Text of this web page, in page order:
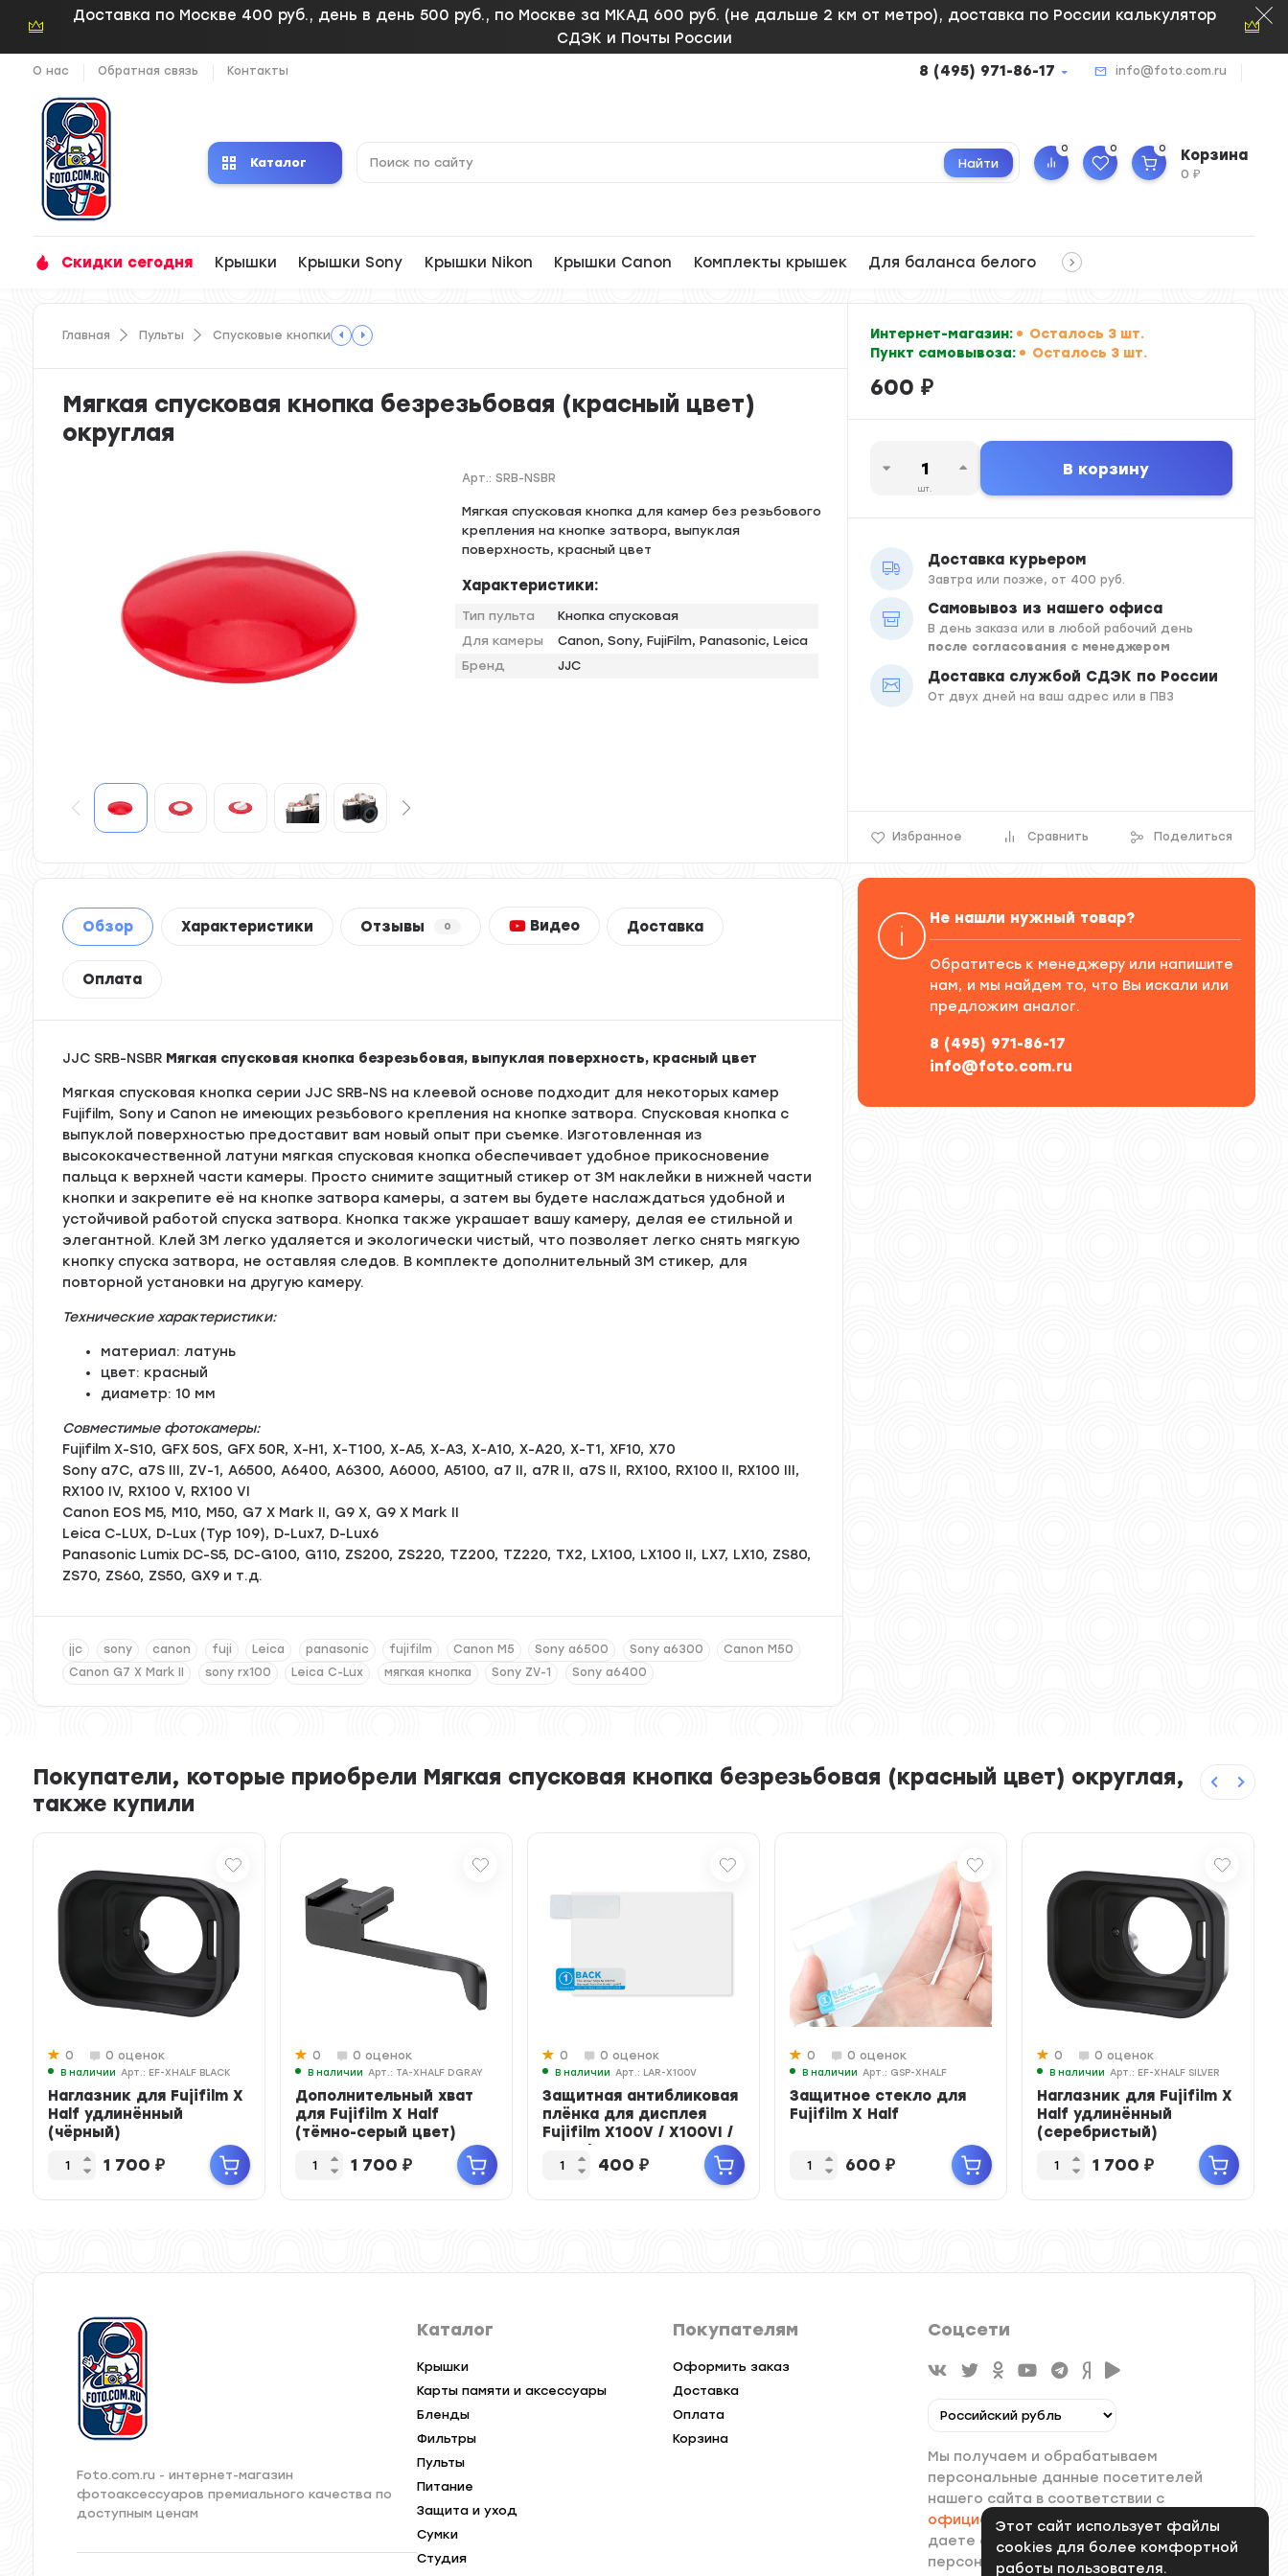
Этот сайт использует файлы
cookies для более комфортной
работы пользователя.
Доставка по Москве 400 руб., день в день 500 руб., по Москве за МКАД 600 руб. (не дальше 2 км от метро), доставка по России калькулятор
СДЭК и Почты России
О нас Обратная связь Контакты 8 (495) 971-86-17 info@foto.com.ru
Каталог Найти
0 0 0 Корзина
0₽
Скидки сегодня Крышки Крышки Sony Крышки Nikon Крышки Canon Комплекты крышек Для баланса белого
Главная Пульты Спусковые кнопки
Мягкая спусковая кнопка безрезьбовая (красный цвет)
округлая
Арт.:SRB-NSBR
Мягкая спусковая кнопка для камер без резьбового
крепления на кнопке затвора, выпуклая
поверхность, красный цвет
Характеристики:
Тип пульта
Кнопка спусковая
Для камеры
Canon, Sony, FujiFilm, Panasonic, Leica
Бренд
JJC
Интернет-магазин:
Осталось 3 шт.
Пункт самовывоза:
Осталось 3 шт.
600 ₽
шт.
В корзину
Доставка курьером
Завтра или позже, от 400 руб.
Самовывоз из нашего офиса
В день заказа или в любой рабочий день
после согласования с менеджером
Доставка службой СДЭК по России
От двух дней на ваш адрес или в ПВЗ
Избранное Сравнить Поделиться
Обзор Характеристики Отзывы 0 Видео Доставка
Оплата
JJC SRB-NSBR Мягкая спусковая кнопка безрезьбовая, выпуклая поверхность, красный цвет
Мягкая спусковая кнопка серии JJC SRB-NS на клеевой основе подходит для некоторых камер
Fujifilm, Sony и Canon не имеющих резьбового крепления на кнопке затвора. Спусковая кнопка с
выпуклой поверхностью предоставит вам новый опыт при съемке. Изготовленная из
высококачественной латуни мягкая спусковая кнопка обеспечивает удобное прикосновение
пальца к верхней части камеры. Просто снимите защитный стикер от 3M наклейки в нижней части
кнопки и закрепите её на кнопке затвора камеры, а затем вы будете наслаждаться удобной и
устойчивой работой спуска затвора. Кнопка также украшает вашу камеру, делая ее стильной и
элегантной. Клей 3M легко удаляется и экологически чистый, что позволяет легко снять мягкую
кнопку спуска затвора, не оставляя следов. В комплекте дополнительный 3M стикер, для
повторной установки на другую камеру.
Технические характеристики:
материал: латунь
цвет: красный
диаметр: 10 мм
Совместимые фотокамеры:
Fujifilm X-S10, GFX 50S, GFX 50R, X-H1, X-T100, X-A5, X-A3, X-A10, X-A20, X-T1, XF10, X70
Sony a7C, a7S III, ZV-1, A6500, A6400, A6300, A6000, A5100, a7 II, a7R II, a7S II, RX100, RX100 II, RX100 III,
RX100 IV, RX100 V, RX100 VI
Canon EOS M5, M10, M50, G7 X Mark II, G9 X, G9 X Mark II
Leica C-LUX, D-Lux (Typ 109), D-Lux7, D-Lux6
Panasonic Lumix DC-S5, DC-G100, G110, ZS200, ZS220, TZ200, TZ220, TX2, LX100, LX100 II, LX7, LX10, ZS80,
ZS70, ZS60, ZS50, GX9 и т.д.
jjc sony canon fuji Leica panasonic fujifilm Canon M5 Sony a6500 Sony a6300
Canon M50
Canon G7 X Mark II
sony rx100 Leica C-Lux мягкая кнопка Sony ZV-1 Sony a6400
Не нашли нужный товар?
Обратитесь к менеджеру или напишите
нам, и мы найдем то, что Вы искали или
предложим аналог.
8 (495) 971-86-17
info@foto.com.ru
Покупатели, которые приобрели Мягкая спусковая кнопка безрезьбовая (красный цвет) округлая,
также купили
0 0 оценок
В наличии Арт.: EF-XHALF BLACK
Наглазник для Fujifilm X
Half удлинённый
(чёрный)
1 700 ₽
0 0 оценок
В наличии Арт.: TA-XHALF DGRAY
Дополнительный хват
для Fujifilm X Half
(тёмно-серый цвет)
1 700 ₽
0 0 оценок
В наличии Арт.: LAR-X100V
Защитная антибликовая
плёнка для дисплея
Fujifilm X100V / X100VI /
X-M5 / X-T...
400 ₽
0 0 оценок
В наличии Арт.: GSP-XHALF
Защитное стекло для
Fujifilm X Half
600 ₽
0 0 оценок
В наличии Арт.: EF-XHALF SILVER
Наглазник для Fujifilm X
Half удлинённый
(серебристый)
1 700 ₽
Foto.com.ru - интернет-магазин
фотоаксессуаров премиального качества по
доступным ценам
Каталог
Крышки
Карты памяти и аксессуары
Бленды
Фильтры
Пульты
Питание
Защита и уход
Сумки
Студия
Покупателям
Оформить заказ
Доставка
Оплата
Корзина
Соцсети
Мы получаем и обрабатываем
персональные данные посетителей
нашего сайта в соответствии с
официальной политикой. Если вы не
даете согласия на обработку своих
персональных данных, вам